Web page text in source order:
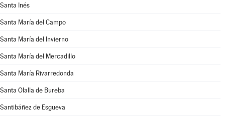
Santa Inés
Santa María del Campo
Santa María del Invierno
Santa María del Mercadillo
Santa María Rivarredonda
Santa Olalla de Bureba
Santibáñez de Esgueva